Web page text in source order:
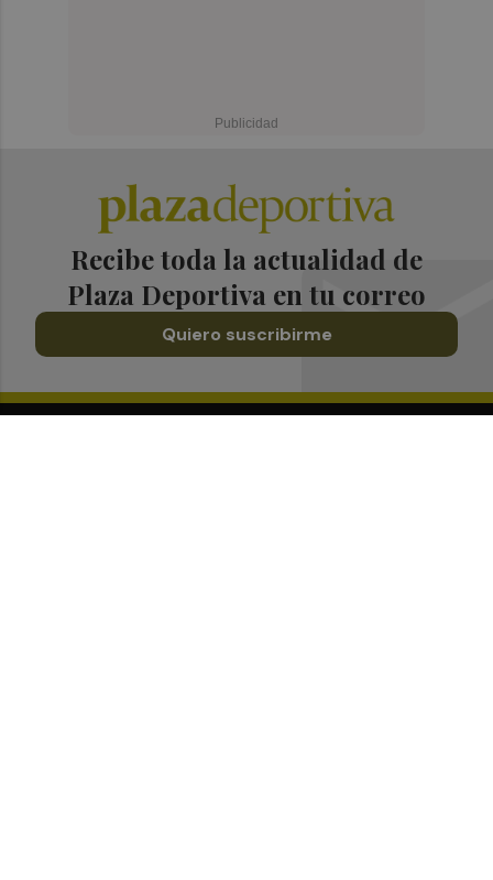
Recibe toda la actualidad de
Plaza Deportiva en tu correo
Quiero suscribirme